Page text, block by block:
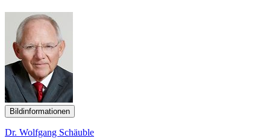
Bildinformationen
Dr. Wolfgang Schäuble